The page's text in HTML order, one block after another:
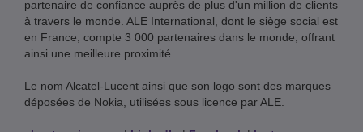
partenaire de confiance auprès de plus d'un million de clients
à travers le monde. ALE International, dont le siège social est
en France, compte 3 000 partenaires dans le monde, offrant
ainsi une meilleure proximité.
Le nom Alcatel-Lucent ainsi que son logo sont des marques
déposées de Nokia, utilisées sous licence par ALE.